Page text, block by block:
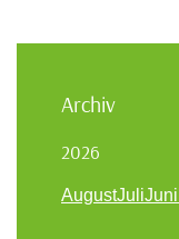
Archiv
2026
AugustJuliJuni